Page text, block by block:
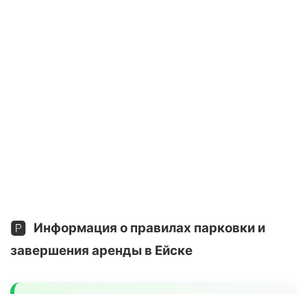
🅿️ Информация о правилах парковки и
завершения аренды в Ейске